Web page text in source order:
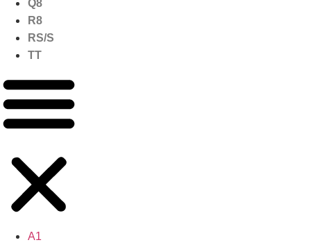
Q8
R8
RS/S
TT
A1